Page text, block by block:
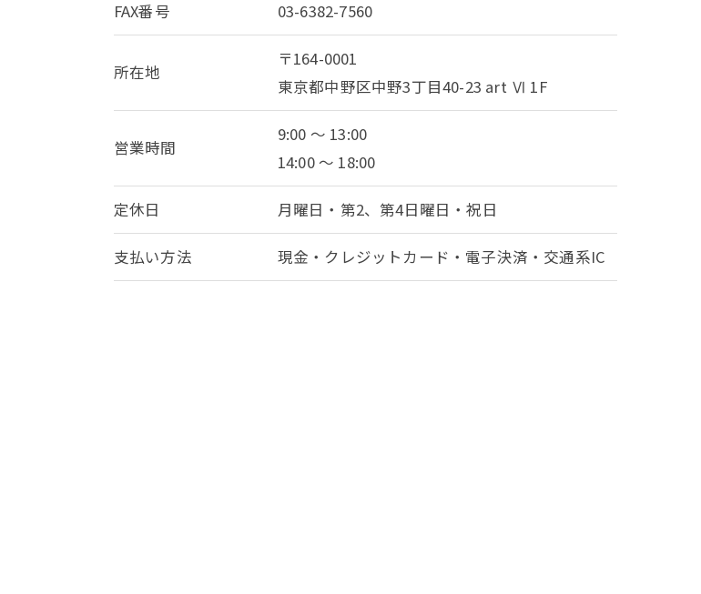
スポーツマウスガード
FAX番号 03-6382-7560
所在地
〒164-0001
東京都中野区中野3丁目40-23 art Ⅵ 1F
営業時間
9:00 ～ 13:00
14:00 ～ 18:00
定休日 月曜日・第2、第4日曜日・祝日
支払い方法 現金・クレジットカード・電子決済・交通系IC